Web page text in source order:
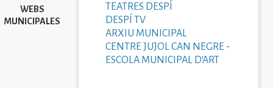
WEBS
MUNICIPALES
TEATRES DESPÍ
DESPÍ TV
ARXIU MUNICIPAL
CENTRE JUJOL CAN NEGRE -
ESCOLA MUNICIPAL D'ART